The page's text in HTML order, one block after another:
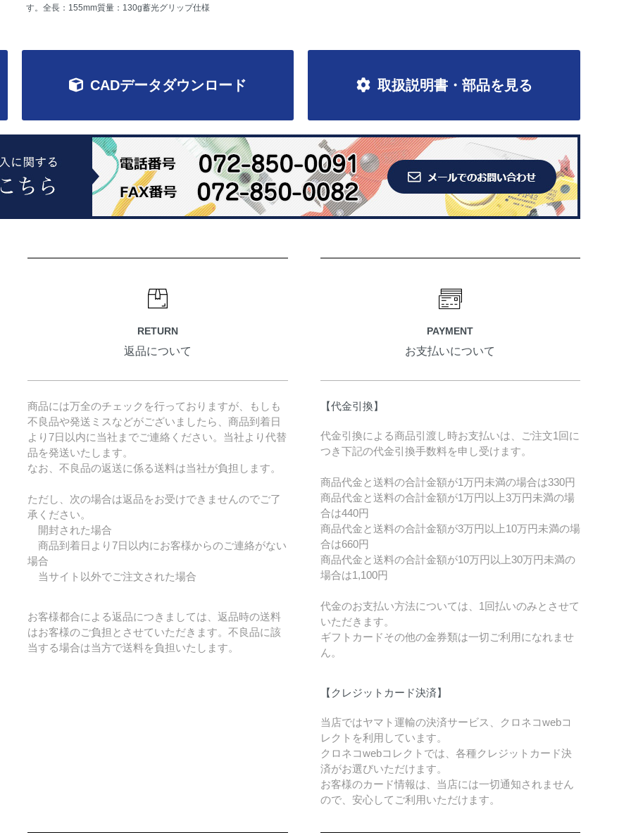
す。全長：155mm質量：130g蓄光グリップ仕様
CADデータダウンロード 取扱説明書・部品を見る
RETURN
返品について
商品には万全のチェックを行っておりますが、もしも
不良品や発送ミスなどがございましたら、商品到着日
より7日以内に当社までご連絡ください。当社より代替
品を発送いたします。
なお、不良品の返送に係る送料は当社が負担します。
ただし、次の場合は返品をお受けできませんのでご了
承ください。
開封された場合
商品到着日より7日以内にお客様からのご連絡がない
場合
当サイト以外でご注文された場合
お客様都合による返品につきましては、返品時の送料
はお客様のご負担とさせていただきます。不良品に該
当する場合は当方で送料を負担いたします。
PAYMENT
お支払いについて
【代金引換】
代金引換による商品引渡し時お支払いは、ご注文1回に
つき下記の代金引換手数料を申し受けます。
商品代金と送料の合計金額が1万円未満の場合は330円
商品代金と送料の合計金額が1万円以上3万円未満の場
合は440円
商品代金と送料の合計金額が3万円以上10万円未満の場
合は660円
商品代金と送料の合計金額が10万円以上30万円未満の
場合は1,100円
代金のお支払い方法については、1回払いのみとさせて
いただきます。
ギフトカードその他の金券類は一切ご利用になれませ
ん。
【クレジットカード決済】
当店ではヤマト運輸の決済サービス、クロネコwebコ
レクトを利用しています。
クロネコwebコレクトでは、各種クレジットカード決
済がお選びいただけます。
お客様のカード情報は、当店には一切通知されません
ので、安心してご利用いただけます。